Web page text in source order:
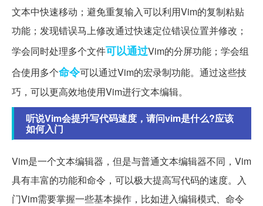
文本中快速移动；避免重复输入可以利用Vim的复制粘贴
功能；发现错误马上修改通过快速定位错误位置并修改；
学会同时处理多个文件可以通过Vim的分屏功能；学会组
合使用多个命令可以通过Vim的宏录制功能。通过这些技
巧，可以更高效地使用Vim进行文本编辑。
听说Vim会提升写代码速度，请问vim是什么?应该
如何入门
Vim是一个文本编辑器，但是与普通文本编辑器不同，Vim
具有丰富的功能和命令，可以极大提高写代码的速度。入
门Vim需要掌握一些基本操作，比如进入编辑模式、命令